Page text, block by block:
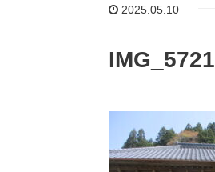
2025.05.10
IMG_5721